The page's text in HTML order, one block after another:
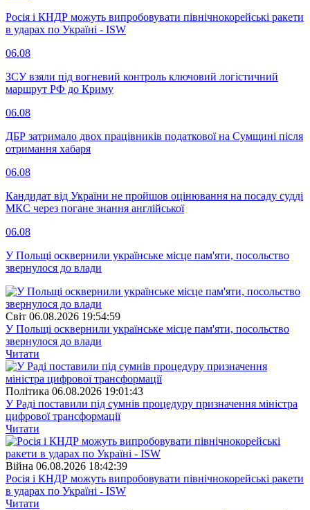
Росія і КНДР можуть випробовувати північнокорейські ракети
в ударах по Україні - ISW
06.08
ЗСУ взяли під вогневий контроль ключовий логістичний
маршрут РФ до Криму
06.08
ДБР затримало двох працівників податкової на Сумщині після
отримання хабаря
06.08
Кандидат від України не пройшов оцінювання на посаду судді
МКС через погане знання англійської
06.08
У Польщі осквернили українське місце пам'яти, посольство
звернулося до влади
Свiт 06.08.2026 19:54:59
У Польщі осквернили українське місце пам'яти, посольство
звернулося до влади
Читати
Полiтика 06.08.2026 19:01:43
У Раді поставили під сумнів процедуру призначення міністра
цифрової трансформації
Читати
Війна 06.08.2026 18:42:39
Росія і КНДР можуть випробовувати північнокорейські ракети
в ударах по Україні - ISW
Читати